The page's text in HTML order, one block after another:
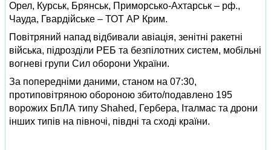
Орел, Курськ, Брянськ, Приморсько-Ахтарськ – рф.,
Чауда, Гвардійське – ТОТ АР Крим.
Повітряний напад відбивали авіація, зенітні ракетні
війська, підрозділи РЕБ та безпілотних систем, мобільні
вогневі групи Сил оборони України.
За попередніми даними, станом на 07:30,
протиповітряною обороною збито/подавлено 195
ворожих БпЛА типу Shahed, Гербера, Італмас та дрони
інших типів на півночі, півдні та сході країни.